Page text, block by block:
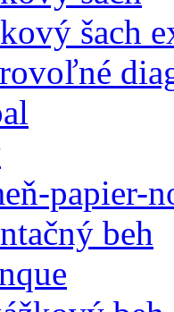
šach
papier-
beh